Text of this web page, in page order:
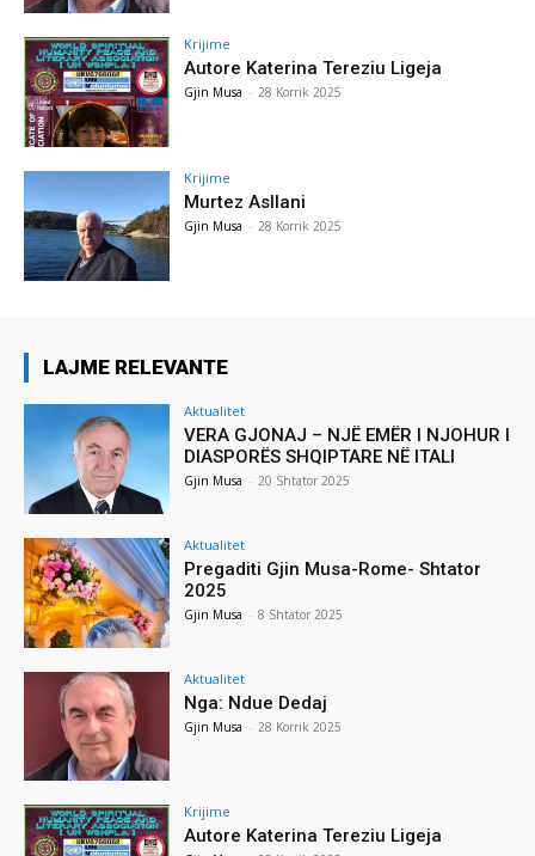
Krijime
Autore Katerina Tereziu Ligeja
Gjin Musa - 28 Korrik 2025
Krijime
Murtez Asllani
Gjin Musa - 28 Korrik 2025
LAJME RELEVANTE
Aktualitet
VERA GJONAJ – NJË EMËR I NJOHUR I
DIASPORËS SHQIPTARE NË ITALI
Gjin Musa - 20 Shtator 2025
Aktualitet
Pregaditi Gjin Musa-Rome- Shtator
2025
Gjin Musa - 8 Shtator 2025
Aktualitet
Nga: Ndue Dedaj
Gjin Musa - 28 Korrik 2025
Krijime
Autore Katerina Tereziu Ligeja